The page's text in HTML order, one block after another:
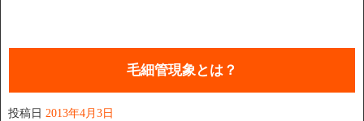
毛細管現象とは？
投稿日 2013年4月3日